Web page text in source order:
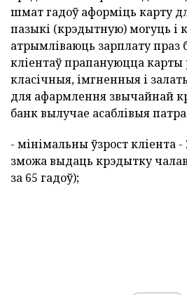
шмат гадоў аформіць карту
пазыкі (крэдытную) могуць і
атрымліваюць зарплату праз
кліентаў прапануюцца карты
класічныя, імгненныя і
для афармлення звычайнай
банк вылучае асаблівыя
- мінімальны ўзрост кліента -
зможа выдаць крэдытку
за 65 гадоў);